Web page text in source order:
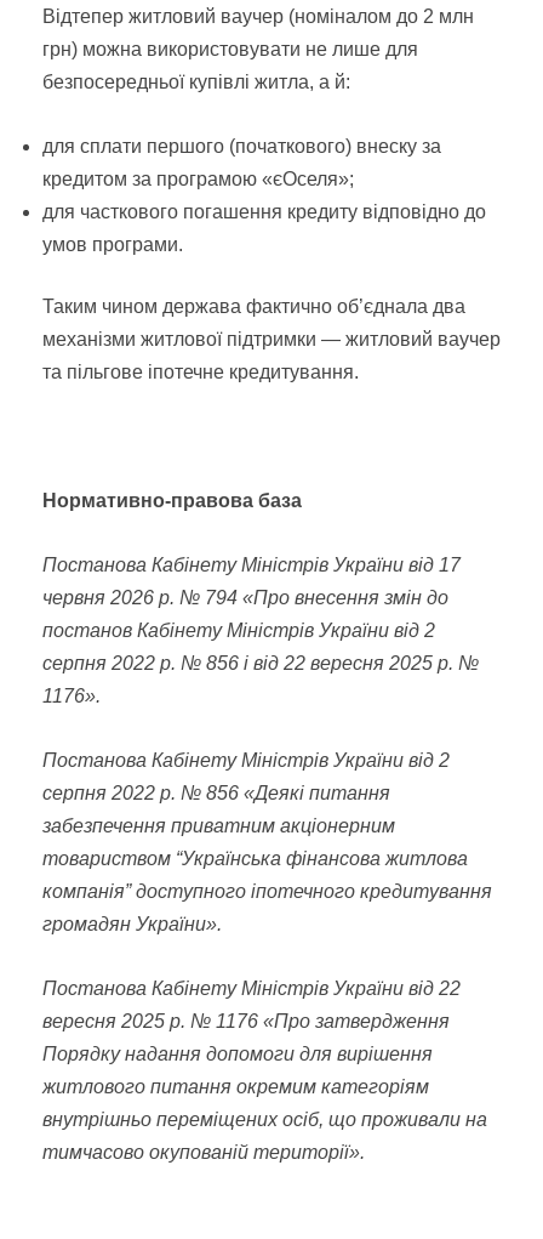
Відтепер житловий ваучер (номіналом до 2 млн
грн) можна використовувати не лише для
безпосередньої купівлі житла, а й:
для сплати першого (початкового) внеску за
кредитом за програмою «єОселя»;
для часткового погашення кредиту відповідно до
умов програми.
Таким чином держава фактично об’єднала два
механізми житлової підтримки — житловий ваучер
та пільгове іпотечне кредитування.
Нормативно-правова база
Постанова Кабінету Міністрів України від 17
червня 2026 р. № 794 «Про внесення змін до
постанов Кабінету Міністрів України від 2
серпня 2022 р. № 856 і від 22 вересня 2025 р. №
1176».
Постанова Кабінету Міністрів України від 2
серпня 2022 р. № 856 «Деякі питання
забезпечення приватним акціонерним
товариством “Українська фінансова житлова
компанія” доступного іпотечного кредитування
громадян України».
Постанова Кабінету Міністрів України від 22
вересня 2025 р. № 1176 «Про затвердження
Порядку надання допомоги для вирішення
житлового питання окремим категоріям
внутрішньо переміщених осіб, що проживали на
тимчасово окупованій території».